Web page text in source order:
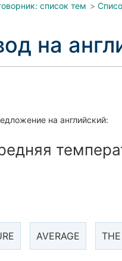
список тем >
на
на английский:
AVERAGE THE